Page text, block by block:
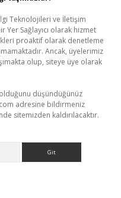
Teknolojileri ve İletişim
Yer Sağlayıcı olarak hizmet
proaktif olarak denetleme
Ancak, üyelerimiz
olup, siteye üye olarak
düşündüğünüz
adresine bildirmeniz
sitemizden kaldırılacaktır.